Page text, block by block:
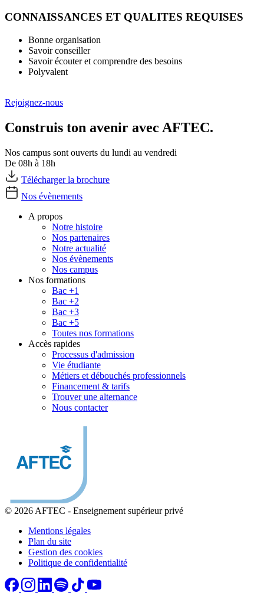
CONNAISSANCES ET QUALITES REQUISES
Bonne organisation
Savoir conseiller
Savoir écouter et comprendre des besoins
Polyvalent
Rejoignez-nous
Construis ton avenir avec AFTEC.
Nos campus sont ouverts du lundi au vendredi
De 08h à 18h
Télécharger la brochure
Nos évènements
A propos
Notre histoire
Nos partenaires
Notre actualité
Nos évènements
Nos campus
Nos formations
Bac +1
Bac +2
Bac +3
Bac +5
Toutes nos formations
Accès rapides
Processus d'admission
Vie étudiante
Métiers et débouchés professionnels
Financement & tarifs
Trouver une alternance
Nous contacter
© 2026 AFTEC - Enseignement supérieur privé
Mentions légales
Plan du site
Gestion des cookies
Politique de confidentialité